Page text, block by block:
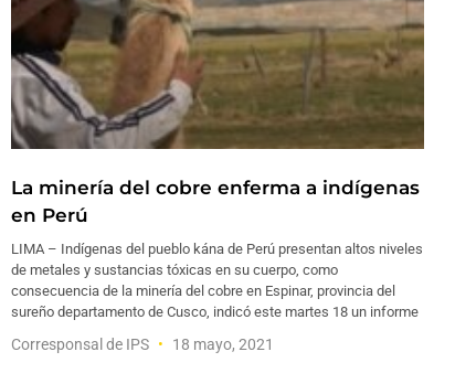
La minería del cobre enferma a indígenas
en Perú
LIMA – Indígenas del pueblo kána de Perú presentan altos niveles
de metales y sustancias tóxicas en su cuerpo, como
consecuencia de la minería del cobre en Espinar, provincia del
sureño departamento de Cusco, indicó este martes 18 un informe
Corresponsal de IPS 18 mayo, 2021